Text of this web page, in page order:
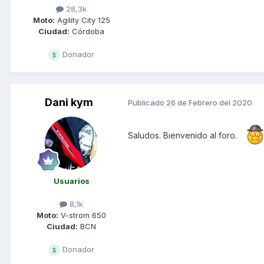
28,3k
Moto: Agility City 125
Ciudad: Córdoba
Donador
Dani kym
Usuarios
8,1k
Moto: V-strom 650
Ciudad: BCN
Donador
Publicado 26 de Febrero del 2020
Saludos. Bienvenido al foro.